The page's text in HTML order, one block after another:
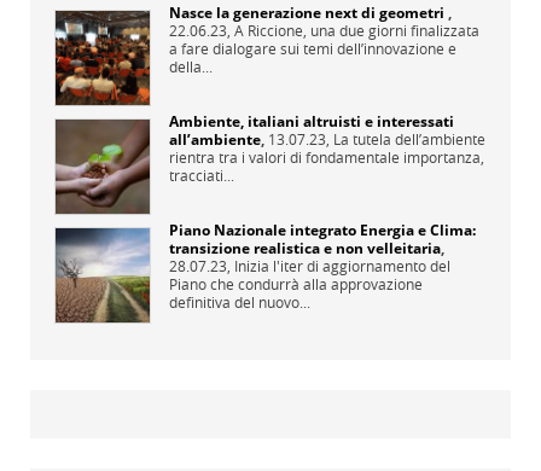
Nasce la generazione next di geometri ,
22.06.23, A Riccione, una due giorni finalizzata
a fare dialogare sui temi dell’innovazione e
della...
Ambiente, italiani altruisti e interessati
all’ambiente, 13.07.23, La tutela dell’ambiente
rientra tra i valori di fondamentale importanza,
tracciati...
Piano Nazionale integrato Energia e Clima:
transizione realistica e non velleitaria,
28.07.23, Inizia l'iter di aggiornamento del
Piano che condurrà alla approvazione
definitiva del nuovo...